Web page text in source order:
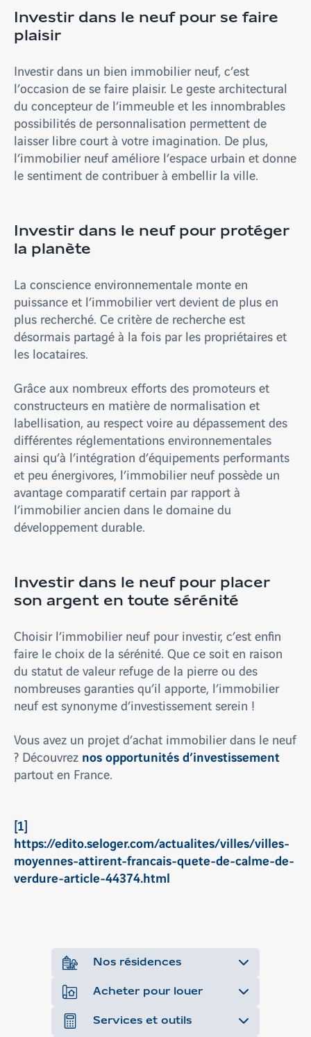
Nos résidences
Acheter pour louer
Services et outils
Investir dans le neuf pour se faire
plaisir
Investir dans un bien immobilier neuf, c’est
l’occasion de se faire plaisir. Le geste architectural
du concepteur de l’immeuble et les innombrables
possibilités de personnalisation permettent de
laisser libre court à votre imagination. De plus,
l’immobilier neuf améliore l’espace urbain et donne
le sentiment de contribuer à embellir la ville.
Investir dans le neuf pour protéger
la planète
La conscience environnementale monte en
puissance et l’immobilier vert devient de plus en
plus recherché. Ce critère de recherche est
désormais partagé à la fois par les propriétaires et
les locataires.
Grâce aux nombreux efforts des promoteurs et
constructeurs en matière de normalisation et
labellisation, au respect voire au dépassement des
différentes réglementations environnementales
ainsi qu’à l’intégration d’équipements performants
et peu énergivores, l’immobilier neuf possède un
avantage comparatif certain par rapport à
l’immobilier ancien dans le domaine du
développement durable.
Investir dans le neuf pour placer
son argent en toute sérénité
Choisir l’immobilier neuf pour investir, c’est enfin
faire le choix de la sérénité. Que ce soit en raison
du statut de valeur refuge de la pierre ou des
nombreuses garanties qu’il apporte, l’immobilier
neuf est synonyme d’investissement serein !
Vous avez un projet d’achat immobilier dans le neuf
? Découvrez nos opportunités d’investissement
partout en France.
[1]
https://edito.seloger.com/actualites/villes/villes-
moyennes-attirent-francais-quete-de-calme-de-
verdure-article-44374.html